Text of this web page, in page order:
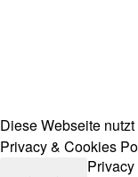
Diese Webseite
Privacy & Cookies